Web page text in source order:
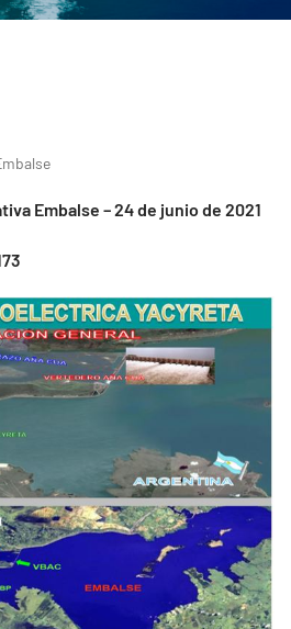
Embalse – 24 de junio de 2021